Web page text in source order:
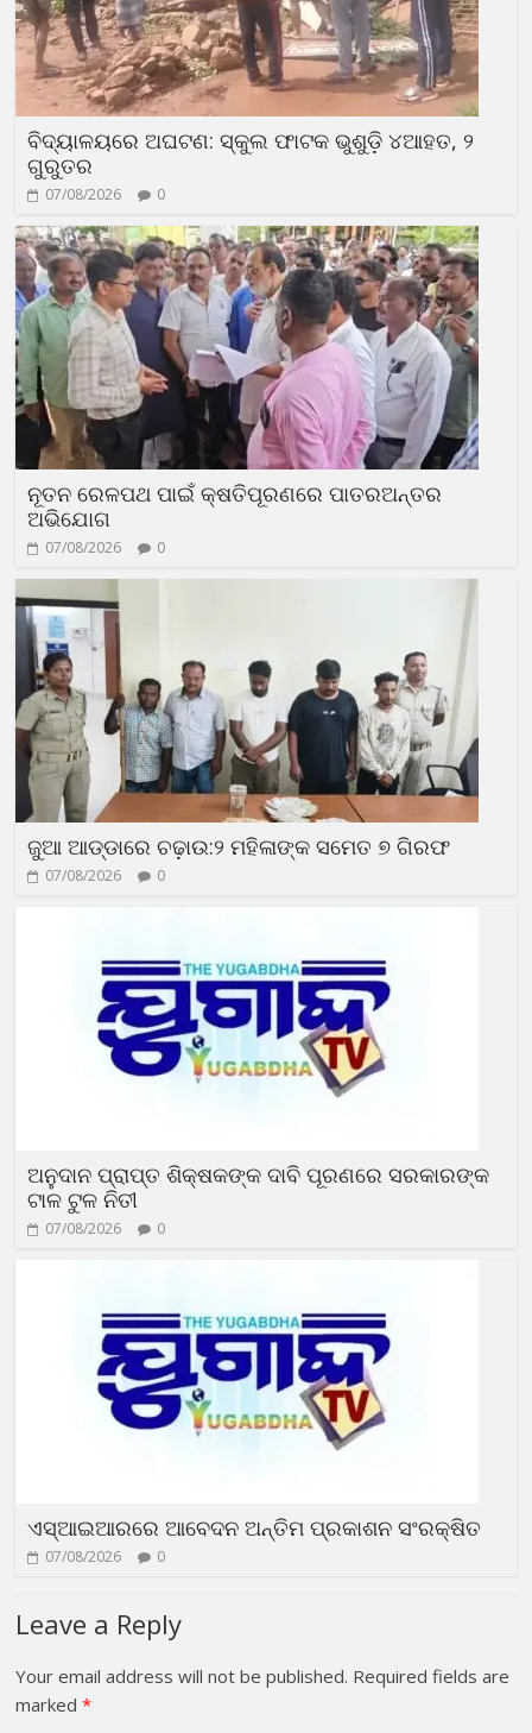
ବିଦ୍ୟାଳୟରେ ଅଘଟଣ: ସ୍କୁଲ ଫାଟକ ଭୁଶୁଡ଼ି ୪ଆହତ, ୨
ଗୁରୁତର
07/08/2026 0
ନୂତନ ରେଳପଥ ପାଇଁ କ୍ଷତିପୂରଣରେ ପାତରଅନ୍ତର
ଅଭିଯୋଗ
07/08/2026 0
ଜୁଆ ଆଡ୍ଡାରେ ଚଢ଼ାଉ:୨ ମହିଳାଙ୍କ ସମେତ ୭ ଗିରଫ
07/08/2026 0
ଅନୁଦାନ ପ୍ରାପ୍ତ ଶିକ୍ଷକଙ୍କ ଦାବି ପୂରଣରେ ସରକାରଙ୍କ
ଟାଳ ଟୁଳ ନିତୀ
07/08/2026 0
ଏସ୍‌ଆଇଆରରେ ଆବେଦନ ଅନ୍ତିମ ପ୍ରକାଶନ ସଂରକ୍ଷିତ
07/08/2026 0
Leave a Reply
Your email address will not be published. Required fields are
marked*